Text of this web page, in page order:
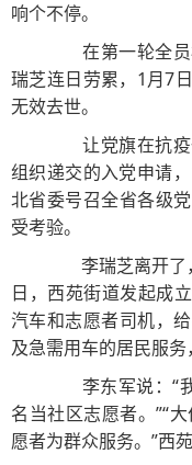
响个不停。
在第一轮全员
瑞芝连日劳累，1月7
无效去世。
让党旗在抗疫
组织递交的入党申请
北省委号召全省各级
受考验。
李瑞芝离开了
日，西苑街道发起成
汽车和志愿者司机，
及急需用车的居民服务
李东军说：“我
名当社区志愿者。”“
愿者为群众服务。”西